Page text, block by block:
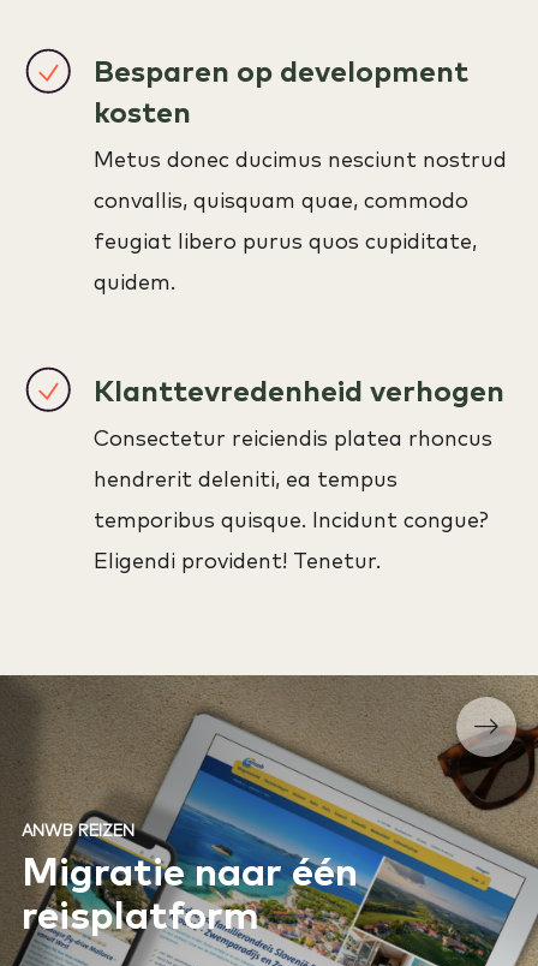
Besparen op development
kosten
Metus donec ducimus nesciunt nostrud
convallis, quisquam quae, commodo
feugiat libero purus quos cupiditate,
quidem.
Klanttevredenheid verhogen
Consectetur reiciendis platea rhoncus
hendrerit deleniti, ea tempus
temporibus quisque. Incidunt congue?
Eligendi provident! Tenetur.
ANWB REIZEN
Migratie naar één
reisplatform